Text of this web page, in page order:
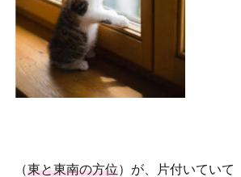
（東と東南の方位）が、片付いていて